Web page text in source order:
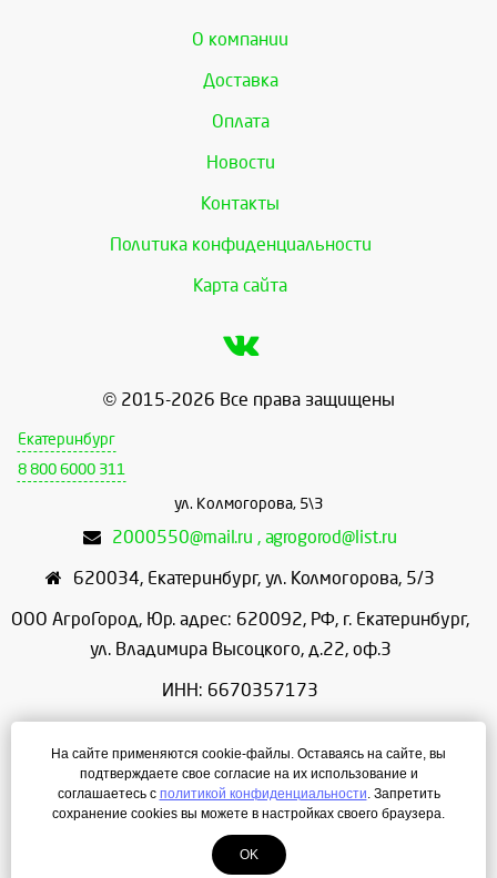
О компании
Доставка
Оплата
Новости
Контакты
Политика конфиденциальности
Карта сайта
© 2015-2026 Все права защищены
Екатеринбург
8 800 6000 311
ул. Колмогорова, 5\3
2000550@mail.ru , agrogorod@list.ru
620034, Екатеринбург, ул. Колмогорова, 5/3
ООО АгроГород, Юр. адрес: 620092, РФ, г. Екатеринбург,
ул. Владимира Высоцкого, д.22, оф.3
ИНН: 6670357173
ОГРН: 1156658086166
Режим работы: с 9:00 до 18:00
Создание сайта — ЛегионА
На сайте применяются cookie-файлы. Оставаясь на сайте, вы
подтверждаете свое согласие на их использование и
соглашаетесь с политикой конфиденциальности. Запретить
сохранение cookies вы можете в настройках своего браузера.
OK